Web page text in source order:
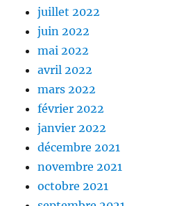
juillet 2022
juin 2022
mai 2022
avril 2022
mars 2022
février 2022
janvier 2022
décembre 2021
novembre 2021
octobre 2021